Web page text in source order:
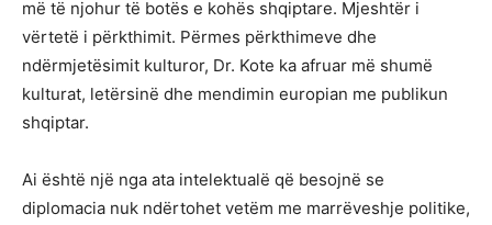
më të njohur të botës e kohës shqiptare. Mjeshtër i
vërtetë i përkthimit. Përmes përkthimeve dhe
ndërmjetësimit kulturor, Dr. Kote ka afruar më shumë
kulturat, letërsinë dhe mendimin europian me publikun
shqiptar.
Ai është një nga ata intelektualë që besojnë se
diplomacia nuk ndërtohet vetëm me marrëveshje politike,